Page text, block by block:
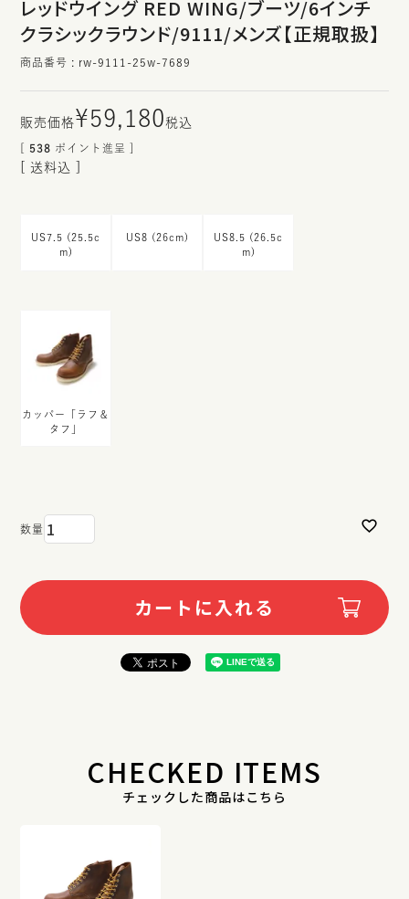
レッドウイング RED WING/ブーツ/6インチ
クラシックラウンド/9111/メンズ【正規取扱】
商品番号 rw-9111-25w-7689
¥59,180税込
538 ポイント進呈 ]
送料込
US7.5 (25.5c
m)
US8 (26cm)
US8.5 (26.5c
m)
カッパー「ラフ＆
タフ」
カートに入れる
CHECKED ITEMS
チェックした商品はこちら